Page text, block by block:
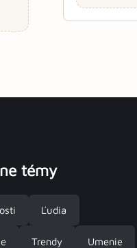
témy
Ľudia
Trendy Umenie